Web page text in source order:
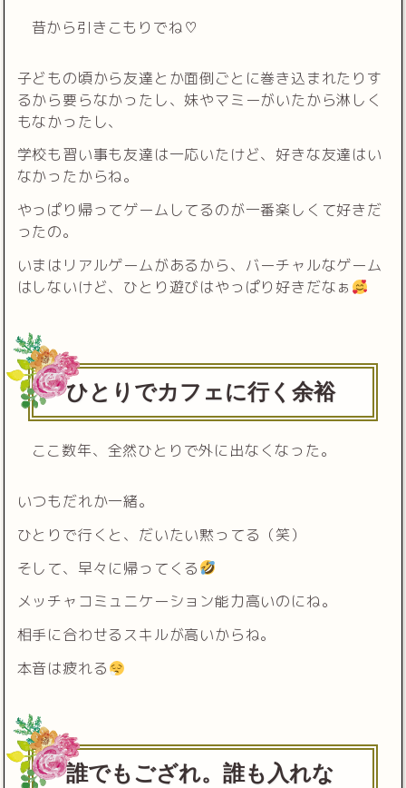
昔から引きこもりでね♡
子どもの頃から友達とか面倒ごとに巻き込まれたりす
るから要らなかったし、妹やマミーがいたから淋しく
もなかったし、
学校も習い事も友達は一応いたけど、好きな友達はい
なかったからね。
やっぱり帰ってゲームしてるのが一番楽しくて好きだ
ったの。
いまはリアルゲームがあるから、バーチャルなゲーム
はしないけど、ひとり遊びはやっぱり好きだなぁ
ひとりでカフェに行く余裕
ここ数年、全然ひとりで外に出なくなった。
いつもだれか一緒。
ひとりで行くと、だいたい黙ってる（笑）
そして、早々に帰ってくる
メッチャコミュニケーション能力高いのにね。
相手に合わせるスキルが高いからね。
本音は疲れる
誰でもござれ。誰も入れな